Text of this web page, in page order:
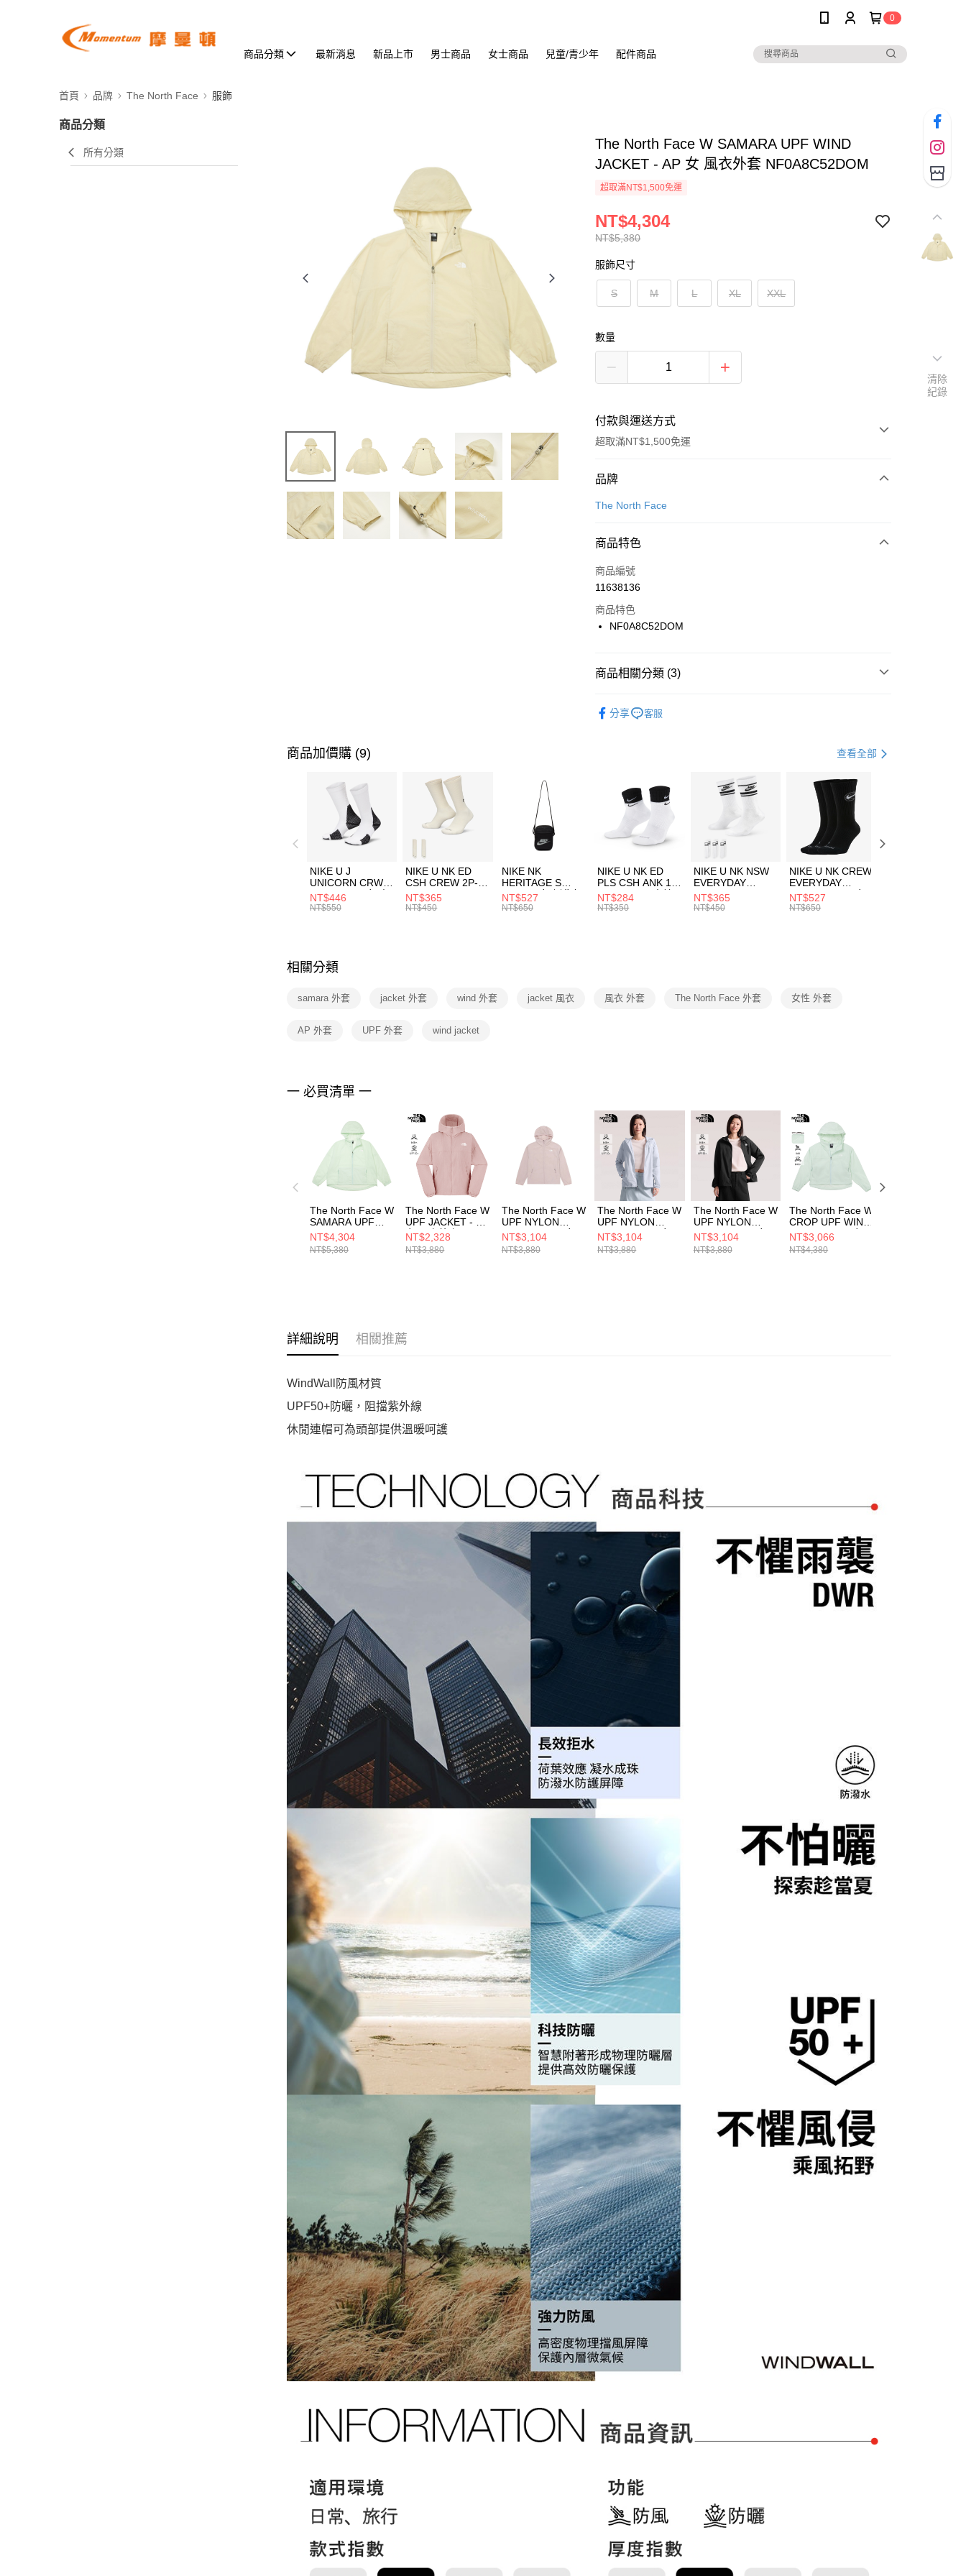
0
商品分類 最新消息 新品上市 男士商品 女士商品 兒童/青少年 配件商品
首頁 品牌 The North Face 服飾
商品分類
所有分類
The North Face W SAMARA UPF WIND
JACKET - AP 女 風衣外套 NF0A8C52DOM
超取滿NT$1,500免運
NT$5,380
NT$4,304
服飾尺寸
S M L XL XXL
數量
付款與運送方式
超取滿NT$1,500免運
付款方式
信用卡一次付款
合作金庫商業銀行
華南商業銀行
上海商業儲蓄銀行
國泰世華商業銀行
聯邦商業銀行
台新國際商業銀行
LINE Pay
Apple Pay
【關於「AFTEE先享後付」】
３．安心：先確認商品／服務後，再付款。
【「AFTEE先享後付」結帳流程】
１．於結帳方式選擇「AFTEE先享後付」後，將跳轉至「AFTEE先享後
付」結帳頁面，進行簡訊認證並確認金額後，即可完成結帳。
２．訂單成立數日內，您將收到繳費通知簡訊。
３．收到繳費通知簡訊後14天內，點擊此簡訊中的連結，可透過四大超商
／ATM／網路銀行／等多元方式進行付款，方視為交易完成。
※ 請注意：結帳手續完成當下不需立刻繳費，但若您需要取消訂單，請聯
絡購買商品的店家。未經商家同意取消之訂單仍視為有效，需透過AFTEE
先享後付繳納相關費用。
交易，需依本服務之必要範圍內提供個人資料，並將交易相關給付款項請
結果請求用戶進行身份認證。
５．嚴禁一人註冊多個帳號或使用他人資訊註冊。若發現惡意使用之情
形，恩沛科技股份有限公司將有權停止該用戶之使用額度並採取法律行
動。
每筆NT$100，滿NT$1,500(含以上)免運費
每筆NT$100，滿NT$1,500(含以上)免運費
付款後門市自取
每筆NT$100，滿NT$1,500(含以上)免運費
品牌
The North Face
商品特色
商品編號
11638136
商品特色
NF0A8C52DOM
商品相關分類 (3)
分享 客服
商品加價購 (9) 查看全部
NIKE U J
UNICORN CRW
1PR -160 男女 中
統襪 FZ3393100
NT$446
NT$550
NIKE U NK ED
CSH CREW 2P-
144 EMBRDY 男
女 短統襪
NT$365
NT$450
NIKE NK
HERITAGE S
SMIT 男女 側背包
BA5871010
NT$527
NT$650
NIKE U NK ED
PLS CSH ANK 1P
144 DBL 男 中統
襪 DH4058104
NT$284
NT$350
NIKE U NK NSW
EVERYDAY
ESSENTIAL CR
男女 短統襪
NT$365
NT$450
NIKE U NK CREW
EVERYDAY
BBALL 3PR 男女
長統襪
NT$527
NT$650
相關分類
samara 外套 jacket 外套 wind 外套 jacket 風衣 風衣 外套 The North Face 外套 女性 外套
AP 外套 UPF 外套 wind jacket
一 必買清單 一
The North Face W
SAMARA UPF
WIND JACKET -
AP 女 風衣外套
NF0A8C52G70
NT$4,304
NT$5,380
The North Face W
UPF JACKET - AP
女 風衣外套
NF0A8EXE0SO
NT$2,328
NT$3,880
The North Face W
UPF NYLON
JACKET - AP 女
風衣外套
NF0A8JSW0SO
NT$3,104
NT$3,880
The North Face W
UPF NYLON
JACKET - AP 女
風衣外套
NF0A8JSW0TI
NT$3,104
NT$3,880
The North Face W
UPF NYLON
JACKET - AP 女
風衣外套
NF0A8JSWJK3
NT$3,104
NT$3,880
The North Face W
CROP UPF WIND
JACKET - AP 女
風衣外套
NF0A8C12G70
NT$3,066
NT$4,380
詳細說明 相關推薦
WindWall防風材質
UPF50+防曬，阻擋紫外線
休閒連帽可為頭部提供溫暖呵護
清除
紀錄